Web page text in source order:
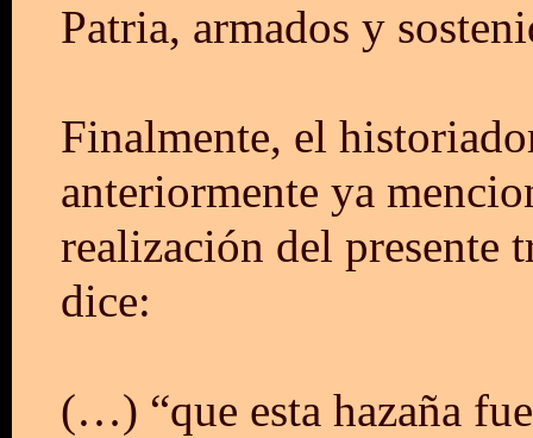
Patria, armados y
Finalmente, el
anteriormente ya
realización del presente
dice:
(…) “que esta hazaña